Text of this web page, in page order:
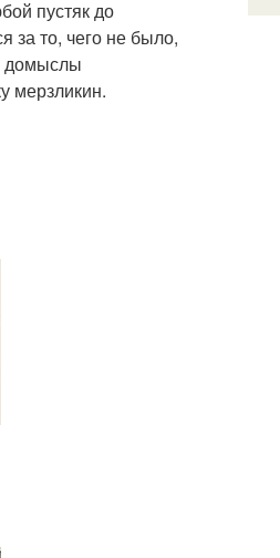
пустяк до
за то, чего не было,
домыслы
мерзликин.